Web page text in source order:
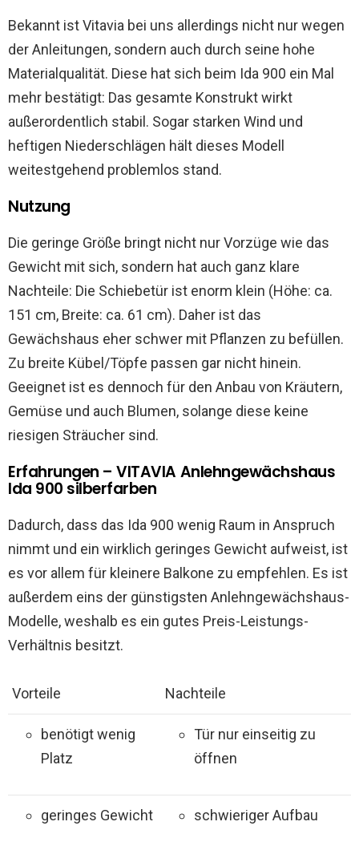
Bekannt ist Vitavia bei uns allerdings nicht nur wegen
der Anleitungen, sondern auch durch seine hohe
Materialqualität. Diese hat sich beim Ida 900 ein Mal
mehr bestätigt: Das gesamte Konstrukt wirkt
außerordentlich stabil. Sogar starken Wind und
heftigen Niederschlägen hält dieses Modell
weitestgehend problemlos stand.
Nutzung
Die geringe Größe bringt nicht nur Vorzüge wie das
Gewicht mit sich, sondern hat auch ganz klare
Nachteile: Die Schiebetür ist enorm klein (Höhe: ca.
151 cm, Breite: ca. 61 cm). Daher ist das
Gewächshaus eher schwer mit Pflanzen zu befüllen.
Zu breite Kübel/Töpfe passen gar nicht hinein.
Geeignet ist es dennoch für den Anbau von Kräutern,
Gemüse und auch Blumen, solange diese keine
riesigen Sträucher sind.
Erfahrungen – VITAVIA Anlehngewächshaus
Ida 900 silberfarben
Dadurch, dass das Ida 900 wenig Raum in Anspruch
nimmt und ein wirklich geringes Gewicht aufweist, ist
es vor allem für kleinere Balkone zu empfehlen. Es ist
außerdem eins der günstigsten Anlehngewächshaus-
Modelle, weshalb es ein gutes Preis-Leistungs-
Verhältnis besitzt.
Vorteile Nachteile
benötigt wenig
Platz
Tür nur einseitig zu
öffnen
geringes Gewicht schwieriger Aufbau